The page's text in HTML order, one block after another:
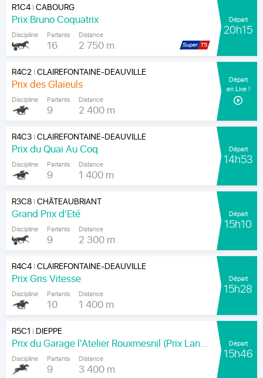
R1C4|CABOURG
Prix Bruno Coquatrix
Discipline Partants
16
Distance
2 750 m
Départ
20h15
R4C2|CLAIREFONTAINE-DEAUVILLE
Prix des Glaieuls
Discipline Partants
9
Distance
2 400 m
Départ
en Live !
R4C3|CLAIREFONTAINE-DEAUVILLE
Prix du Quai Au Coq
Discipline Partants
9
Distance
1 400 m
Départ
14h53
R3C8|CHÂTEAUBRIANT
Grand Prix d'Eté
Discipline Partants
9
Distance
2 300 m
Départ
15h10
R4C4|CLAIREFONTAINE-DEAUVILLE
Prix Gris Vitesse
Discipline Partants
10
Distance
1 400 m
Départ
15h28
R5C1 | DIEPPE
Prix du Garage l'Atelier Rouxmesnil (Prix Lands End)
Discipline Partants
9
Distance
3 400 m
Départ
15h46